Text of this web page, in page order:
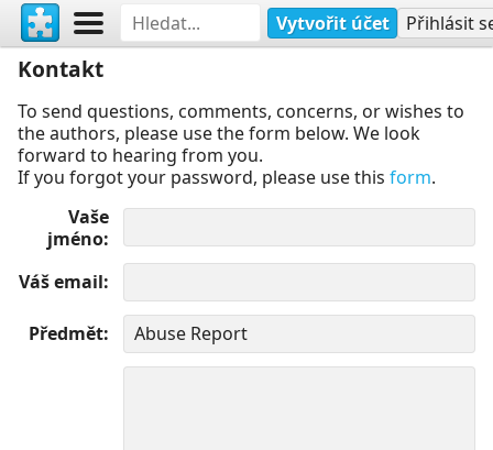
Vytvořit účet Přihlásit
Kontakt
To send questions, comments, concerns, or wishes to
the authors, please use the form below. We look
forward to hearing from you.
If you forgot your password, please use this form.
Vaše
jméno
Váš email
Předmět